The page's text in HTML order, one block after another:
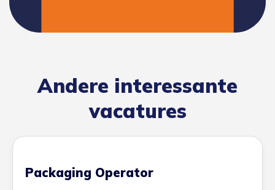
Andere interessante
vacatures
Packaging Operator